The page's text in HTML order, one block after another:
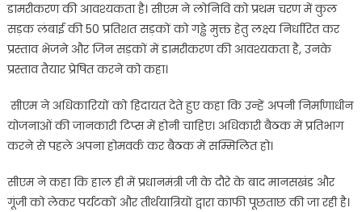
डामरीकरण की आवश्यकता है। सीएम ने लोनिवि को प्रथम चरण में कुल
सड़क लंबाई की 50 प्रतिशत सड़कों को गड्ढे मुक्त हेतु लक्ष्य निर्धारित कर
प्रस्ताव भेजने और जिन सड़कों में डामरीकरण की आवश्यकता है, उनके
प्रस्ताव तैयार प्रेषित करने को कहा।
सीएम ने अधिकारियों को हिदायत देते हुए कहा कि उन्हें अपनी निर्माणाधीन
योजनाओं की जानकारी टिप्स में होनी चाहिए। अधिकारी बैठक में प्रतिभाग
करने से पहले अपना होमवर्क कर बैठक में सम्मिलित हो।
सीएम ने कहा कि हाल ही में प्रधानमंत्री जी के दौरे के बाद मानसखंड और
गूंजी को लेकर पर्यटकों और तीर्थयात्रियों द्वारा काफी पूछताछ की जा रही है।